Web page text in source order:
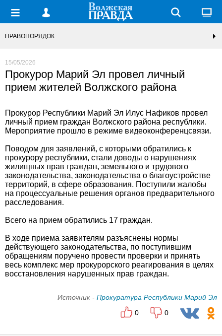
ПРАВОПОРЯДОК
15/05/2026
Прокурор Марий Эл провел личный
прием жителей Волжского района
Прокурор Республики Марий Эл Илус Нафиков провел
личный прием граждан Волжского района республики.
Мероприятие прошло в режиме видеоконференцсвязи.
Поводом для заявлений, с которыми обратились к
прокурору республики, стали доводы о нарушениях
жилищных прав граждан, земельного и трудового
законодательства, законодательства о благоустройстве
территорий, в сфере образования. Поступили жалобы
на процессуальные решения органов предварительного
расследования.
Всего на прием обратились 17 граждан.
В ходе приема заявителям разъяснены нормы
действующего законодательства, по поступившим
обращениям поручено провести проверки и принять
весь комплекс мер прокурорского реагирования в целях
восстановления нарушенных прав граждан.
Источник - Прокуратура Республики Марий Эл
0
0